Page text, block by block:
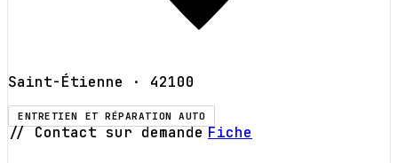
Saint-Étienne · 42100
ENTRETIEN ET RÉPARATION AUTO
// Contact sur demande Fiche